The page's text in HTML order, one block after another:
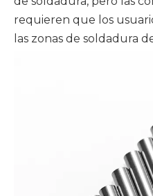
requieren que los
las zonas de soldadura